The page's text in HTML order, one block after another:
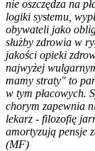
nie oszczędza na
logiki systemu,
obywateli jako
służby zdrowia w
jakości opieki
najwyżej
mamy straty" to
w tym płacowych.
chorym zapewnia
lekarz - filozofię
amortyzują pensje
(MF)